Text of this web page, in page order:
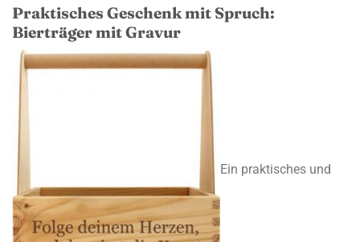
Praktisches Geschenk mit Spruch:
Bierträger mit Gravur
Ein praktisches und